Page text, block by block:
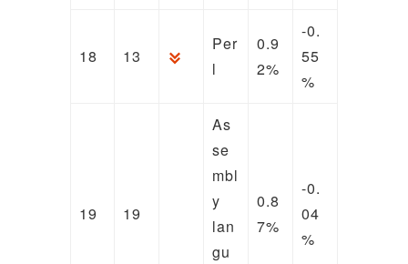
18 13
Per
l
0.9
2%
-0.
55
%
19 19
As
se
mbl
y
lan
gu
0.8
7%
-0.
04
%